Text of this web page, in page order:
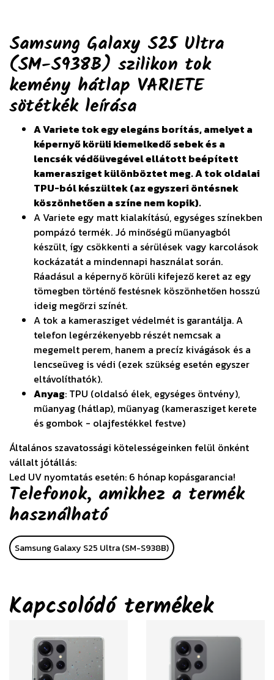
Samsung Galaxy S25 Ultra
(SM-S938B) szilikon tok
kemény hátlap VARIETE
sötétkék leírása
A Variete tok egy elegáns borítás, amelyet a
képernyő körüli kiemelkedő sebek és a
lencsék védőüvegével ellátott beépített
kamerasziget különböztet meg. A tok oldalai
TPU-ból készültek (az egyszeri öntésnek
köszönhetően a színe nem kopik).
A Variete egy matt kialakítású, egységes színekben
pompázó termék. Jó minőségű műanyagból
készült, így csökkenti a sérülések vagy karcolások
kockázatát a mindennapi használat során.
Ráadásul a képernyő körüli kifejező keret az egy
tömegben történő festésnek köszönhetően hosszú
ideig megőrzi színét.
A tok a kamerasziget védelmét is garantálja. A
telefon legérzékenyebb részét nemcsak a
megemelt perem, hanem a precíz kivágások és a
lencseüveg is védi (ezek szükség esetén egyszer
eltávolíthatók).
Anyag: TPU (oldalsó élek, egységes öntvény),
műanyag (hátlap), műanyag (kamerasziget kerete
és gombok - olajfestékkel festve)
Általános szavatossági kötelességeinken felül önként
vállalt jótállás:
Led UV nyomtatás esetén: 6 hónap kopásgarancia!
Telefonok, amikhez a termék
használható
Samsung Galaxy S25 Ultra (SM-S938B)
Kapcsolódó termékek